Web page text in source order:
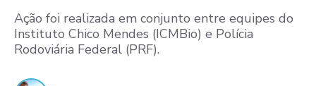
Ação foi realizada em conjunto entre equipes do
Instituto Chico Mendes (ICMBio) e Polícia
Rodoviária Federal (PRF).